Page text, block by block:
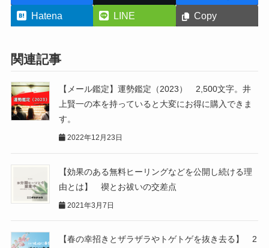
Hatena
LINE Copy
関連記事
【メール鑑定】運勢鑑定（2023） 2,500文字。井
上賢一の本を持っていると大変にお得に購入できま
す。
2022年12月23日
【効果のある無料ヒーリングなどを公開し続ける理
由とは】 禊とお祓いの交差点
2021年3月7日
【春の幸招きとザラザラやトゲトゲを抜き去る】 2